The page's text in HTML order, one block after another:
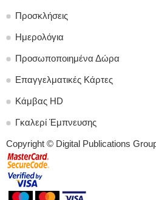
Προσκλήσεις
Ημερολόγια
Προσωποποιημένα Δώρα
Επαγγελματικές Κάρτες
Κάμβας HD
Γκαλερί Έμπνευσης
Copyright © Digital Publications